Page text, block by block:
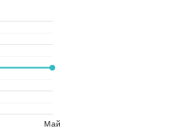
на определенное время.
Май